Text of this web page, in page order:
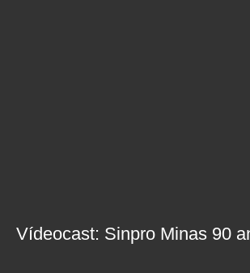
Vídeocast: Sinpro Minas 90